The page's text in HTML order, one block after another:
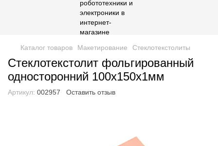
Каталог товаров Макетирование Стеклотекстолиты
Стеклотекстолит фольгированный
односторонний 100х150х1мм
Артикул: 002957 Оставить отзыв